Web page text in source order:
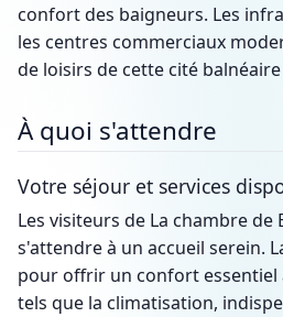
confort des baigneurs. Les
les centres commerciaux
de loisirs de cette cité
À quoi s'attendre
Votre séjour et services
Les visiteurs de La chambre de
s'attendre à un accueil serein.
pour offrir un confort essentiel
tels que la climatisation,